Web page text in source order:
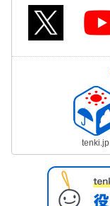
tenki.jp